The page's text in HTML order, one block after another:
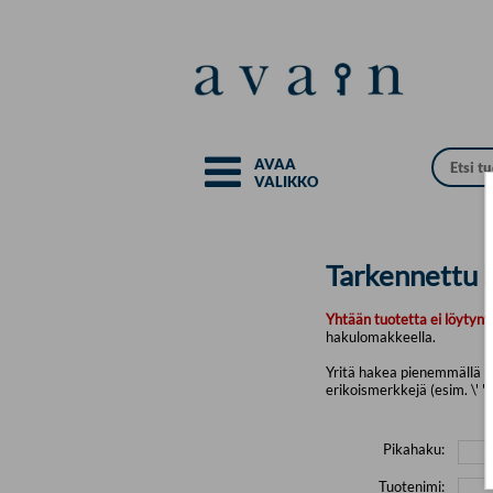
AVAA
VALIKKO
Tarkennettu
Yhtään tuotetta ei löytynyt.
hakulomakkeella.
Yritä hakea pienemmällä
erikoismerkkejä (esim. \' "
Pikahaku:
Tuotenimi: